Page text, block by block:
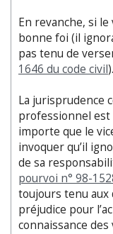
En revanche, si
bonne foi (il
pas tenu de
1646 du code civil).
La jurisprudence
professionnel est
importe que le
invoquer qu’il
de sa
pourvoi n° 98-
toujours tenu aux
préjudice pour
connaissance des